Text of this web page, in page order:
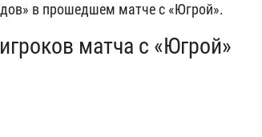
в прошедшем матче с «Югрой».
матча с «Югрой»